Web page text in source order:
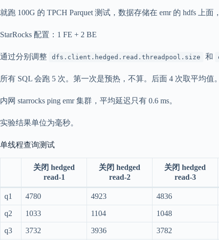
就跑 100G 的 TPCH Parquet 测试，数据存储在 emr 的 hdfs 上
StarRocks 配置：1 FE + 2 BE
通过分别调整 dfs.client.hedged.read.threadpool.size 和
所有 SQL 会跑 5 次。第一次是预热，不算。后面 4 次取平均值
内网 starrocks ping emr 集群，平均延迟只有 0.6 ms。
实验结果单位为毫秒。
单线程查询测试
关闭 hedged
read-1
关闭 hedged
read-2
关闭 hedged
read-3
q1 4780 4923 4836
q2 1033 1104 1048
q3 3732 3936 3782